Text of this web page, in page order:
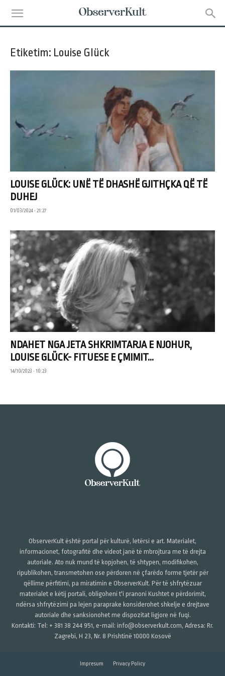
Etiketim: Louise Glück
LOUISE GLÜCK: UNË TË DHASHË GJITHÇKA QË TË
DUHEJ
01/03/2024 • 21:27
NDAHET NGA JETA SHKRIMTARJA E NJOHUR,
LOUISE GLÜCK- FITUESE E ÇMIMIT...
14/10/2023 • 10:23
ObserverKult është portal për kulturë, letërsi e art. Materialet,
informacionet, fotografitë dhe videot janë të mbrojtura me të drejta
autoriale. Ato nuk mund të kopjohen, të shtypen, modifikohen,
ripublikohen, transmetohen ose përdoren në çfarëdo forme tjetër për
qëllime përfitimi, pa miratimin e ObserverKult. Për të shfrytëzuar
materialet e këtij portali, obligoheni t'i pranoni Kushtet e përdorimit,
ndërsa shfrytëzimi pa lejen paraprake konsiderohet shkelje e drejtave
autoriale dhe sanksionohet me dispozitat ligjore në fuqi.
Kontakti: Tel: + 381 38 244 951, e-mail: info@observerkult.com, Adresa: Rr.
Zagrebi, H 23, Nr. 8 Prishtinë 10000 Kosovë
Impresum Privacy Policy